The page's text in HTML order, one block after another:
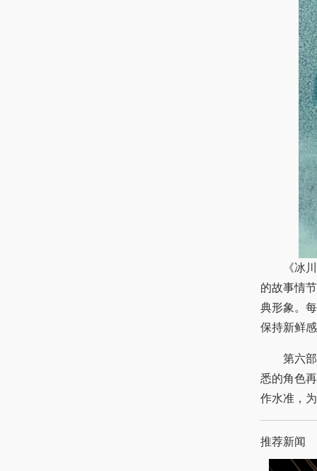
《冰川时
的故事情
典形象。
保持新鲜
第六部作
悉的角色
作水准，
推荐新闻